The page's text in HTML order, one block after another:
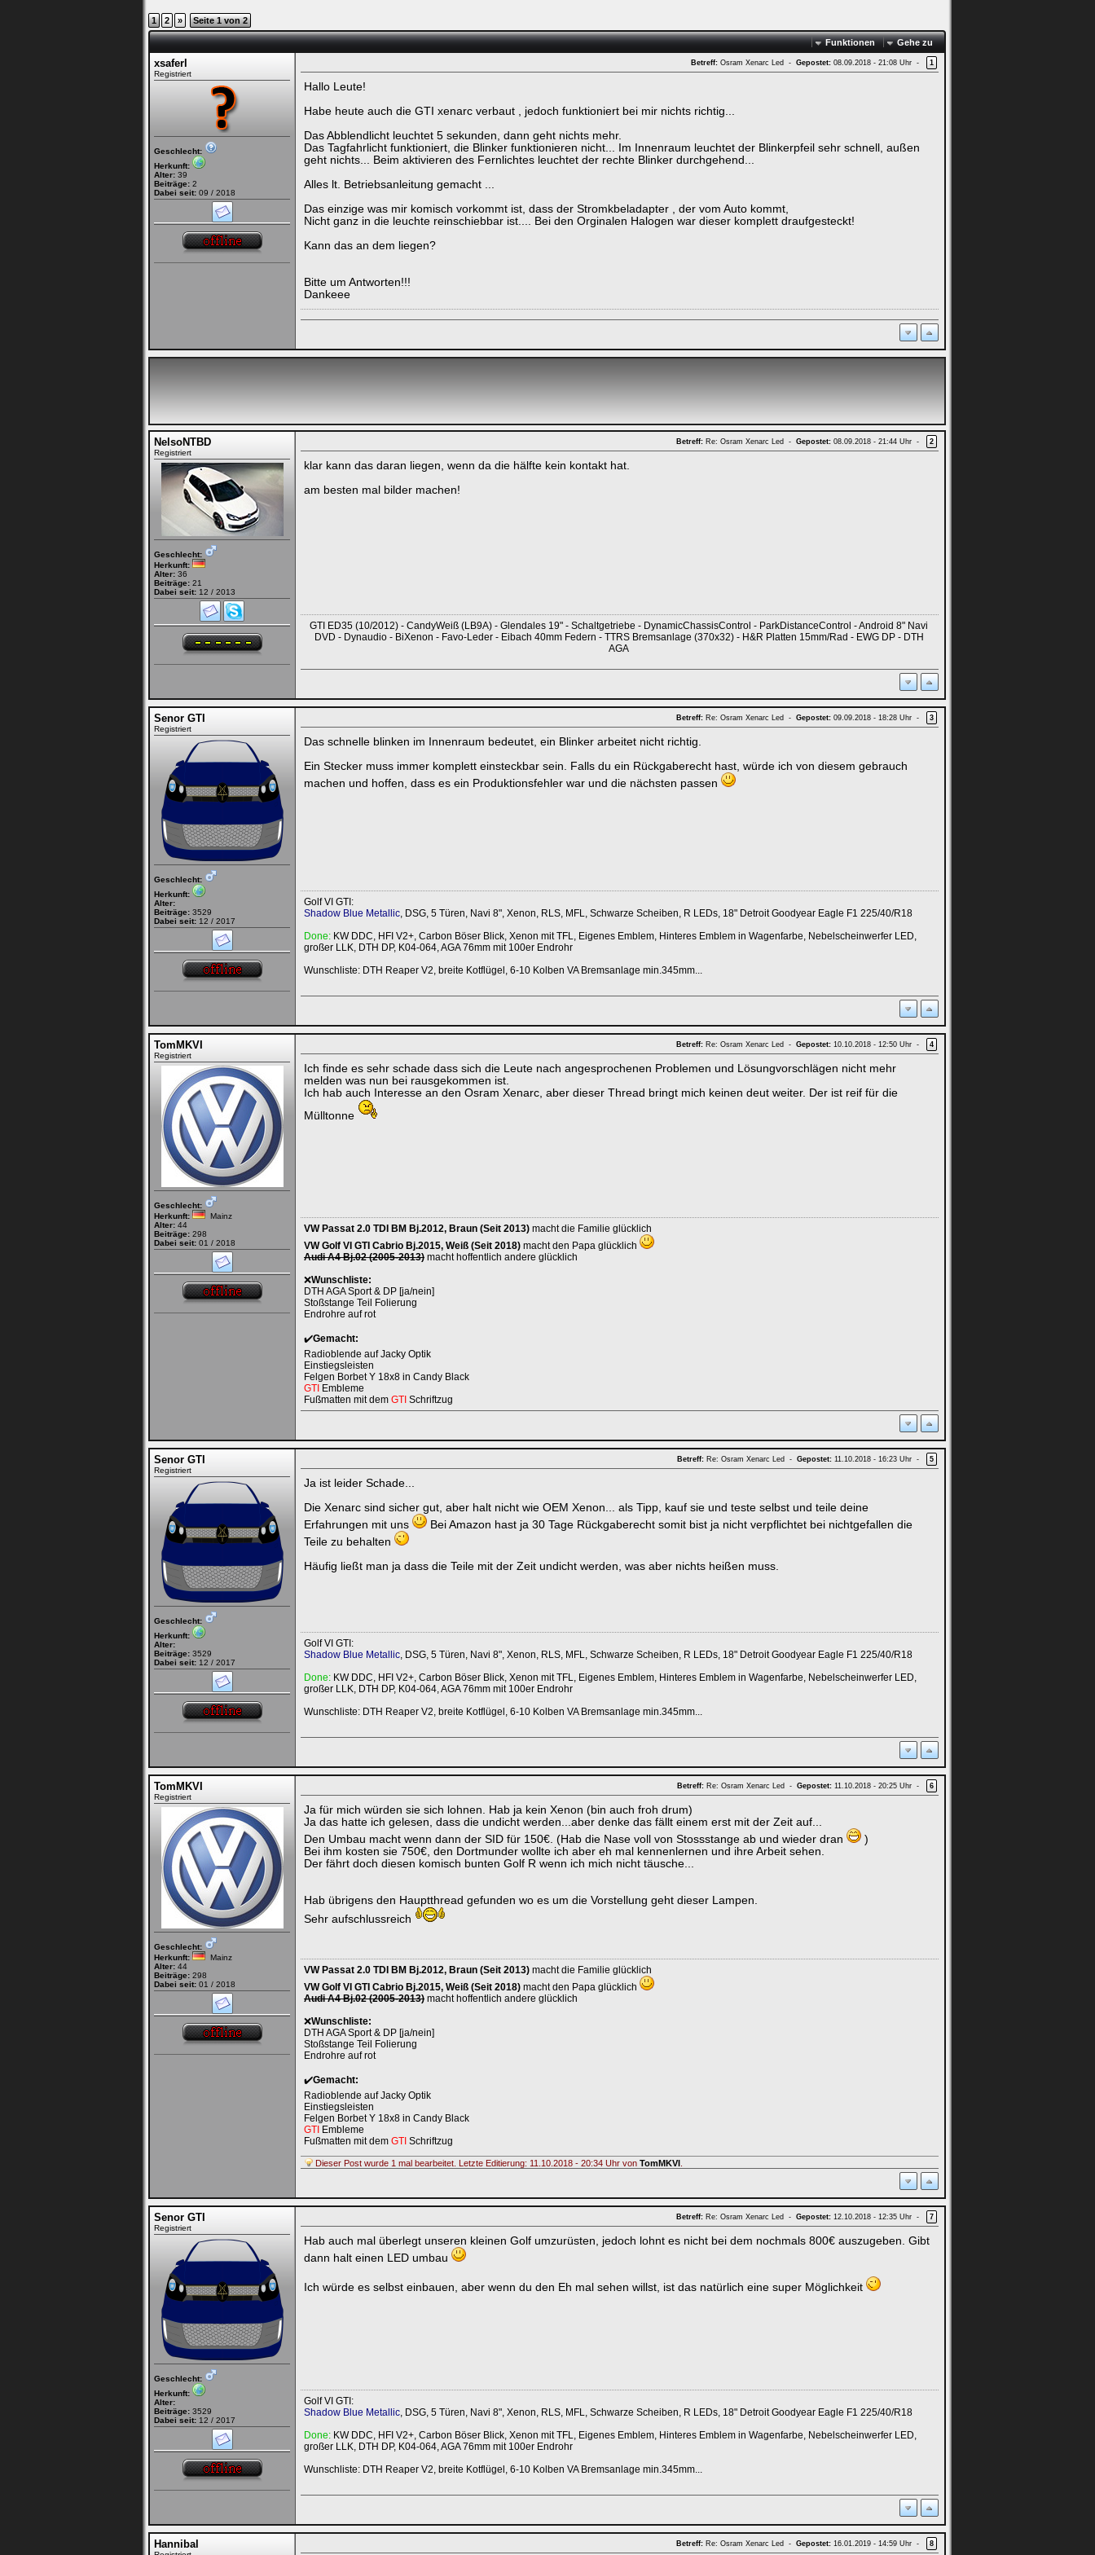
Dich
einzuloggen.
Username:
Passwort:
Bei jedem Besuch
automatisch einloggen.
Ich habe mein Passwort
vergessen|Registrieren
1 2 » Seite 1 von 2
Gehe zu
Funktionen
xsaferl
Registriert
Geschlecht:
Herkunft:
Alter: 39
Beiträge: 2
Dabei seit: 09 / 2018
Betreff: Osram Xenarc Led - Gepostet: 08.09.2018 - 21:08 Uhr - 1
Hallo Leute!
Habe heute auch die GTI xenarc verbaut , jedoch funktioniert bei mir nichts richtig...
Das Abblendlicht leuchtet 5 sekunden, dann geht nichts mehr.
Das Tagfahrlicht funktioniert, die Blinker funktionieren nicht... Im Innenraum leuchtet der Blinkerpfeil sehr schnell, außen
geht nichts... Beim aktivieren des Fernlichtes leuchtet der rechte Blinker durchgehend...
Alles lt. Betriebsanleitung gemacht ...
Das einzige was mir komisch vorkommt ist, dass der Stromkbeladapter , der vom Auto kommt,
Nicht ganz in die leuchte reinschiebbar ist.... Bei den Orginalen Halogen war dieser komplett draufgesteckt!
Kann das an dem liegen?
Bitte um Antworten!!!
Dankeee
NelsoNTBD
Registriert
Geschlecht:
Herkunft:
Alter: 36
Beiträge: 21
Dabei seit: 12 / 2013
Betreff: Re: Osram Xenarc Led - Gepostet: 08.09.2018 - 21:44 Uhr - 2
klar kann das daran liegen, wenn da die hälfte kein kontakt hat.
am besten mal bilder machen!
GTI ED35 (10/2012) - CandyWeiß (LB9A) - Glendales 19" - Schaltgetriebe - DynamicChassisControl - ParkDistanceControl - Android 8" Navi
DVD - Dynaudio - BiXenon - Favo-Leder - Eibach 40mm Federn - TTRS Bremsanlage (370x32) - H&R Platten 15mm/Rad - EWG DP - DTH
AGA
Senor GTI
Registriert
Geschlecht:
Herkunft:
Alter:
Beiträge: 3529
Dabei seit: 12 / 2017
Betreff: Re: Osram Xenarc Led - Gepostet: 09.09.2018 - 18:28 Uhr - 3
Das schnelle blinken im Innenraum bedeutet, ein Blinker arbeitet nicht richtig.
Ein Stecker muss immer komplett einsteckbar sein. Falls du ein Rückgaberecht hast, würde ich von diesem gebrauch
machen und hoffen, dass es ein Produktionsfehler war und die nächsten passen
Golf VI GTI:
Shadow Blue Metallic, DSG, 5 Türen, Navi 8", Xenon, RLS, MFL, Schwarze Scheiben, R LEDs, 18" Detroit Goodyear Eagle F1 225/40/R18
Done: KW DDC, HFI V2+, Carbon Böser Blick, Xenon mit TFL, Eigenes Emblem, Hinteres Emblem in Wagenfarbe, Nebelscheinwerfer LED,
großer LLK, DTH DP, K04-064, AGA 76mm mit 100er Endrohr
Wunschliste: DTH Reaper V2, breite Kotflügel, 6-10 Kolben VA Bremsanlage min.345mm...
TomMKVI
Registriert
Geschlecht:
Herkunft:
Mainz
Alter: 44
Beiträge: 298
Dabei seit: 01 / 2018
Betreff: Re: Osram Xenarc Led - Gepostet: 10.10.2018 - 12:50 Uhr - 4
Ich finde es sehr schade dass sich die Leute nach angesprochenen Problemen und Lösungvorschlägen nicht mehr
melden was nun bei rausgekommen ist.
Ich hab auch Interesse an den Osram Xenarc, aber dieser Thread bringt mich keinen deut weiter. Der ist reif für die
Mülltonne
VW Passat 2.0 TDI BM Bj.2012, Braun (Seit 2013) macht die Familie glücklich
VW Golf VI GTI Cabrio Bj.2015, Weiß (Seit 2018) macht den Papa glücklich
Audi A4 Bj.02 (2005-2013) macht hoffentlich andere glücklich
❌Wunschliste:
DTH AGA Sport & DP [ja/nein]
Stoßstange Teil Folierung
Endrohre auf rot
✔️Gemacht:
Radioblende auf Jacky Optik
Einstiegsleisten
Felgen Borbet Y 18x8 in Candy Black
GTI Embleme
Fußmatten mit dem GTI Schriftzug
Senor GTI
Registriert
Geschlecht:
Herkunft:
Alter:
Beiträge: 3529
Dabei seit: 12 / 2017
Betreff: Re: Osram Xenarc Led - Gepostet: 11.10.2018 - 16:23 Uhr - 5
Ja ist leider Schade...
Die Xenarc sind sicher gut, aber halt nicht wie OEM Xenon... als Tipp, kauf sie und teste selbst und teile deine
Erfahrungen mit uns
Bei Amazon hast ja 30 Tage Rückgaberecht somit bist ja nicht verpflichtet bei nichtgefallen die
Teile zu behalten
Häufig ließt man ja dass die Teile mit der Zeit undicht werden, was aber nichts heißen muss.
Golf VI GTI:
Shadow Blue Metallic, DSG, 5 Türen, Navi 8", Xenon, RLS, MFL, Schwarze Scheiben, R LEDs, 18" Detroit Goodyear Eagle F1 225/40/R18
Done: KW DDC, HFI V2+, Carbon Böser Blick, Xenon mit TFL, Eigenes Emblem, Hinteres Emblem in Wagenfarbe, Nebelscheinwerfer LED,
großer LLK, DTH DP, K04-064, AGA 76mm mit 100er Endrohr
Wunschliste: DTH Reaper V2, breite Kotflügel, 6-10 Kolben VA Bremsanlage min.345mm...
TomMKVI
Registriert
Geschlecht:
Herkunft:
Mainz
Alter: 44
Beiträge: 298
Dabei seit: 01 / 2018
Betreff: Re: Osram Xenarc Led - Gepostet: 11.10.2018 - 20:25 Uhr - 6
Ja für mich würden sie sich lohnen. Hab ja kein Xenon (bin auch froh drum)
Ja das hatte ich gelesen, dass die undicht werden...aber denke das fällt einem erst mit der Zeit auf...
Den Umbau macht wenn dann der SID für 150€. (Hab die Nase voll von Stossstange ab und wieder dran
)
Bei ihm kosten sie 750€, den Dortmunder wollte ich aber eh mal kennenlernen und ihre Arbeit sehen.
Der fährt doch diesen komisch bunten Golf R wenn ich mich nicht täusche...
Hab übrigens den Hauptthread gefunden wo es um die Vorstellung geht dieser Lampen.
Sehr aufschlussreich
VW Passat 2.0 TDI BM Bj.2012, Braun (Seit 2013) macht die Familie glücklich
VW Golf VI GTI Cabrio Bj.2015, Weiß (Seit 2018) macht den Papa glücklich
Audi A4 Bj.02 (2005-2013) macht hoffentlich andere glücklich
❌Wunschliste:
DTH AGA Sport & DP [ja/nein]
Stoßstange Teil Folierung
Endrohre auf rot
✔️Gemacht:
Radioblende auf Jacky Optik
Einstiegsleisten
Felgen Borbet Y 18x8 in Candy Black
GTI Embleme
Fußmatten mit dem GTI Schriftzug
Dieser Post wurde 1 mal bearbeitet. Letzte Editierung: 11.10.2018 - 20:34 Uhr von TomMKVI
Senor GTI
Registriert
Geschlecht:
Herkunft:
Alter:
Beiträge: 3529
Dabei seit: 12 / 2017
Betreff: Re: Osram Xenarc Led - Gepostet: 12.10.2018 - 12:35 Uhr - 7
Hab auch mal überlegt unseren kleinen Golf umzurüsten, jedoch lohnt es nicht bei dem nochmals 800€ auszugeben. Gibt
dann halt einen LED umbau
Ich würde es selbst einbauen, aber wenn du den Eh mal sehen willst, ist das natürlich eine super Möglichkeit
Golf VI GTI:
Shadow Blue Metallic, DSG, 5 Türen, Navi 8", Xenon, RLS, MFL, Schwarze Scheiben, R LEDs, 18" Detroit Goodyear Eagle F1 225/40/R18
Done: KW DDC, HFI V2+, Carbon Böser Blick, Xenon mit TFL, Eigenes Emblem, Hinteres Emblem in Wagenfarbe, Nebelscheinwerfer LED,
großer LLK, DTH DP, K04-064, AGA 76mm mit 100er Endrohr
Wunschliste: DTH Reaper V2, breite Kotflügel, 6-10 Kolben VA Bremsanlage min.345mm...
Hannibal Betreff: Re: Osram Xenarc Led - Gepostet: 16.01.2019 - 14:59 Uhr - 8